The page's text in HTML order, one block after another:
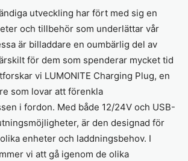
utveckling har fört med sig en
och tillbehör som underlättar vår
är billaddare en oumbärlig del av
för dem som spenderar mycket tid
vi LUMONITE Charging Plug, en
som lovar att förenkla
i fordon. Med både 12/24V och USB-
är den designad för
enheter och laddningsbehov. I
vi att gå igenom de olika